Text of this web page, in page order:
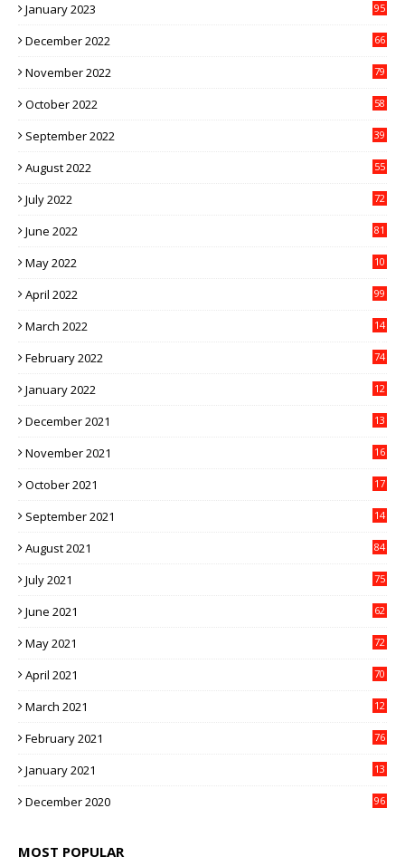
January 2023 95
December 2022 66
November 2022 79
October 2022 58
September 2022 39
August 2022 55
July 2022 72
June 2022 81
May 2022
10
April 2022 99
March 2022
14
February 2022 74
January 2022
12
December 2021
13
November 2021
16
October 2021
17
September 2021
14
August 2021 84
July 2021 75
June 2021 62
May 2021 72
April 2021 70
March 2021
12
February 2021 76
January 2021
13
December 2020 96
MOST POPULAR